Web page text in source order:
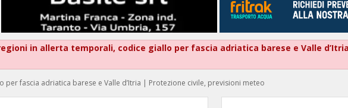
in allerta temporali, codice giallo per fascia adriatica barese e Valle d’Itria
fascia adriatica barese e Valle d’Itria | Protezione civile, previsioni meteo